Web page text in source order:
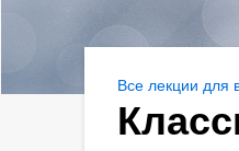
Все лекции для